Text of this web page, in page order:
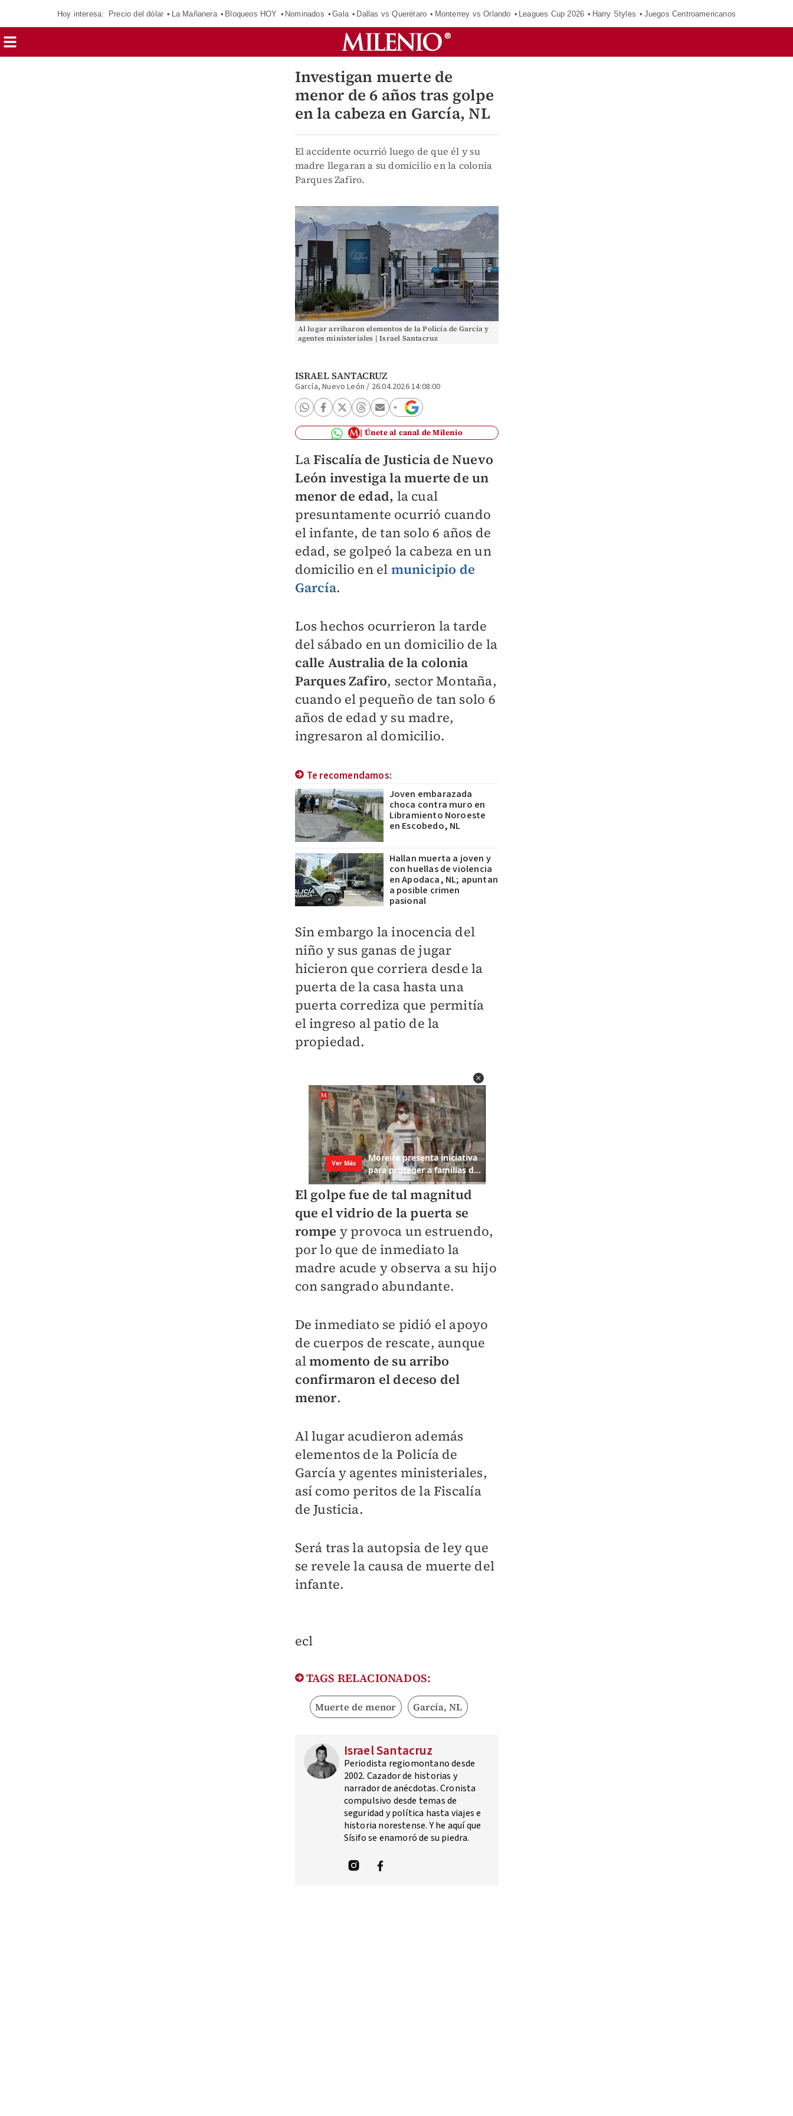
Hoy interesa: Precio del dólar La Mañanera Bloqueos HOY Nominados Gala Dallas vs Querétaro Monterrey vs Orlando Leagues Cup 2026 Harry Styles Juegos Centroamericanos
Investigan muerte de
menor de 6 años tras golpe
en la cabeza en García, NL
El accidente ocurrió luego de que él y su
madre llegaran a su domicilio en la colonia
Parques Zafiro.
Al lugar arribaron elementos de la Policía de García y
agentes ministeriales | Israel Santacruz
ISRAEL SANTACRUZ
García, Nuevo León / 26.04.2026 14:08:00
Únete al canal de Milenio
LaFiscalía de Justicia de Nuevo
León investiga la muerte de un
menor de edad, la cual
presuntamente ocurrió cuando
el infante, de tan solo 6 años de
edad, se golpeó la cabeza en un
domicilio en el municipio de
García.
Los hechos ocurrieron la tarde
del sábado en un domicilio de la
calle Australia de la colonia
Parques Zafiro, sector Montaña,
cuando el pequeño de tan solo 6
años de edad y su madre,
ingresaron al domicilio.
Te recomendamos:
Joven embarazada
choca contra muro en
Libramiento Noroeste
en Escobedo, NL
Hallan muerta a joven y
con huellas de violencia
en Apodaca, NL; apuntan
a posible crimen
pasional
Sin embargo la inocencia del
niño y sus ganas de jugar
hicieron que corriera desde la
puerta de la casa hasta una
puerta corrediza que permitía
el ingreso al patio de la
propiedad.
El golpe fue de tal magnitud
que el vidrio de la puerta se
rompe y provoca un estruendo,
por lo que de inmediato la
madre acude y observa a su hijo
con sangrado abundante.
De inmediato se pidió el apoyo
de cuerpos de rescate, aunque
almomento de su arribo
confirmaron el deceso del
menor.
Al lugar acudieron además
elementos de la Policía de
García y agentes ministeriales,
así como peritos de la Fiscalía
de Justicia.
Será tras la autopsia de ley que
se revele la causa de muerte del
infante.
ecl
TAGS RELACIONADOS:
Muerte de menor García, NL
Israel Santacruz
Periodista regiomontano desde
2002. Cazador de historias y
narrador de anécdotas. Cronista
compulsivo desde temas de
seguridad y política hasta viajes e
historia norestense. Y he aquí que
Sísifo se enamoró de su piedra.